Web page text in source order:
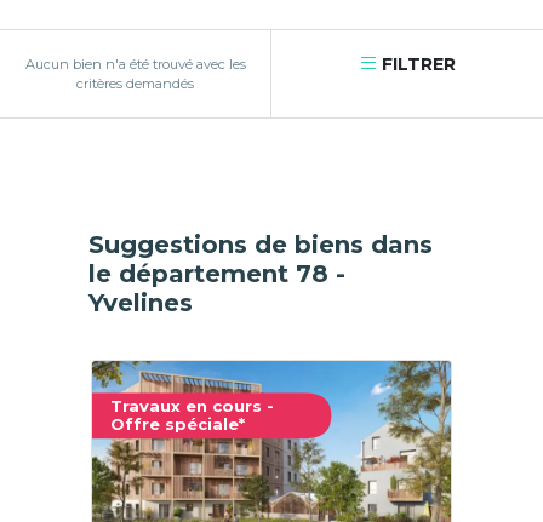
Aucun bien n'a été trouvé avec les
critères demandés
FILTRER
Suggestions de biens dans
le département 78 -
Yvelines
Travaux en cours -
Offre spéciale*